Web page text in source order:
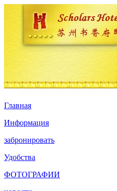
Главная
Информация
забронировать
Удобства
ФОТОГРАФИИ